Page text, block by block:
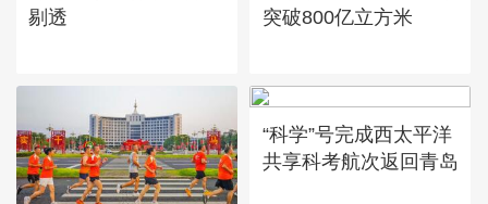
剔透
突破800亿立方米
“科学”号完成西太平洋
共享科考航次返回青岛